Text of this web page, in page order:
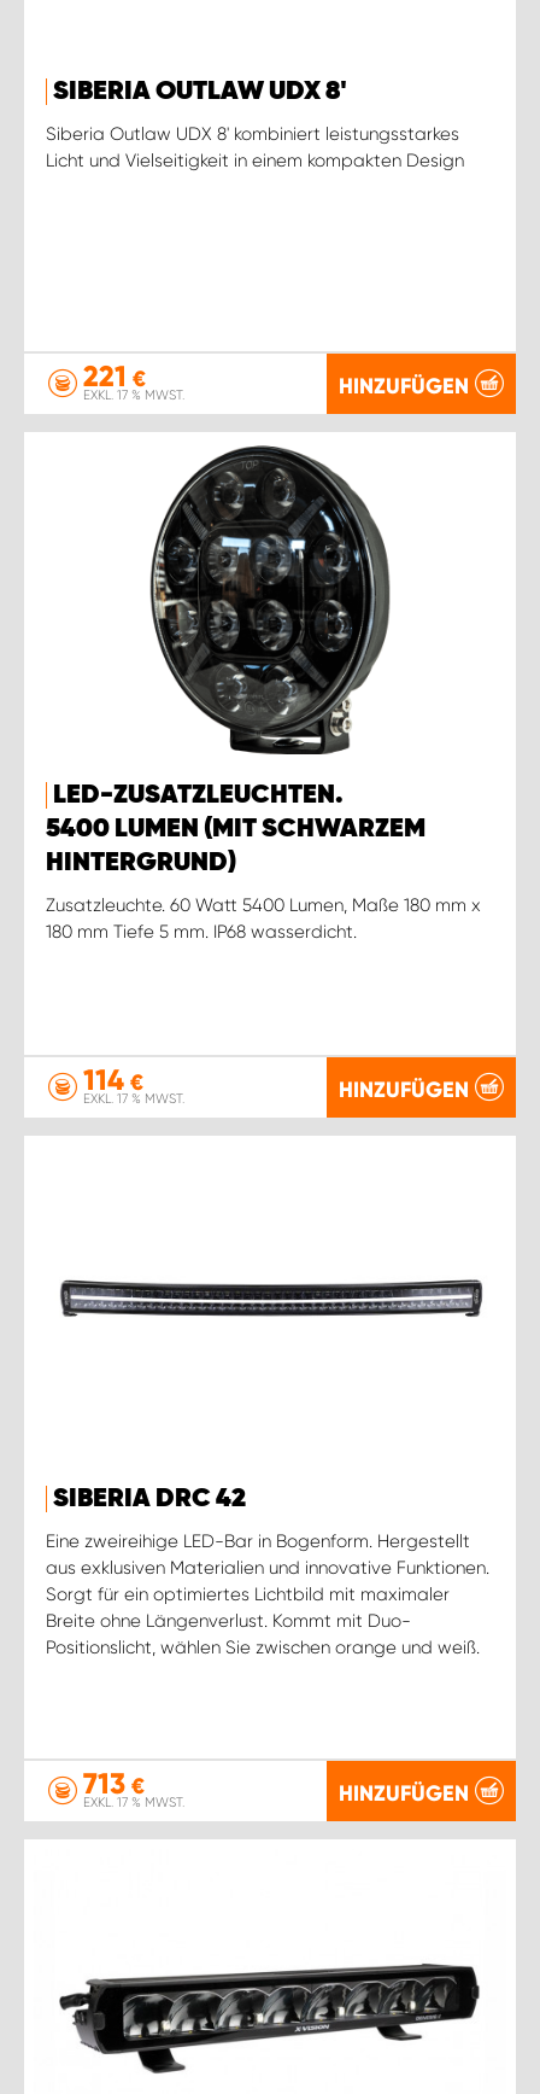
SIBERIA OUTLAW UDX 8'
Siberia Outlaw UDX 8' kombiniert leistungsstarkes
Licht und Vielseitigkeit in einem kompakten Design
221 €
EXKL. 17 % MWST. HINZUFÜGEN
LED-ZUSATZLEUCHTEN.
5400 LUMEN (MIT SCHWARZEM
HINTERGRUND)
Zusatzleuchte. 60 Watt 5400 Lumen, Maße 180 mm x
180 mm Tiefe 5 mm. IP68 wasserdicht.
114 €
EXKL. 17 % MWST. HINZUFÜGEN
SIBERIA DRC 42
Eine zweireihige LED-Bar in Bogenform. Hergestellt
aus exklusiven Materialien und innovative Funktionen.
Sorgt für ein optimiertes Lichtbild mit maximaler
Breite ohne Längenverlust. Kommt mit Duo-
Positionslicht, wählen Sie zwischen orange und weiß.
713 €
EXKL. 17 % MWST. HINZUFÜGEN